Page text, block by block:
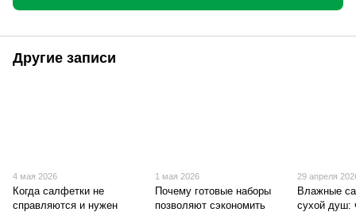
Другие записи
4 мая 2026
Когда салфетки не
справляются и нужен
1 мая 2026
Почему готовые наборы
позволяют сэкономить
29 апреля
Влажные
сухой душ: